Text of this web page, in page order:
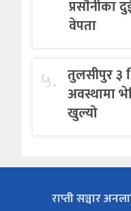
प्रसाैनीका
वेपता
५. तुलसीपुर ३
अवस्थामा
खुल्यो
राप्ती सञ्चार